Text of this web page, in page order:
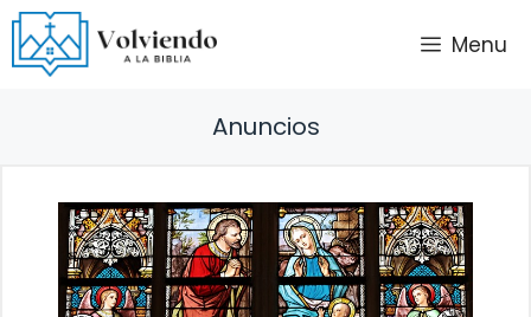
Saltar
al
contenido
Menu
Anuncios